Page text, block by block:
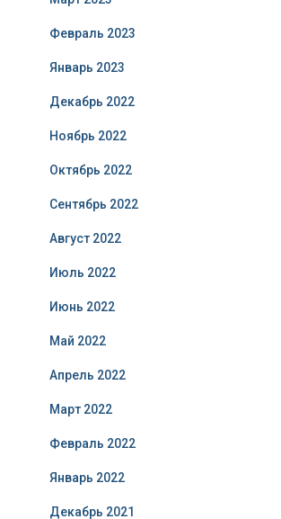
Февраль 2023
Январь 2023
Декабрь 2022
Ноябрь 2022
Октябрь 2022
Сентябрь 2022
Август 2022
Июль 2022
Июнь 2022
Май 2022
Апрель 2022
Март 2022
Февраль 2022
Январь 2022
Декабрь 2021